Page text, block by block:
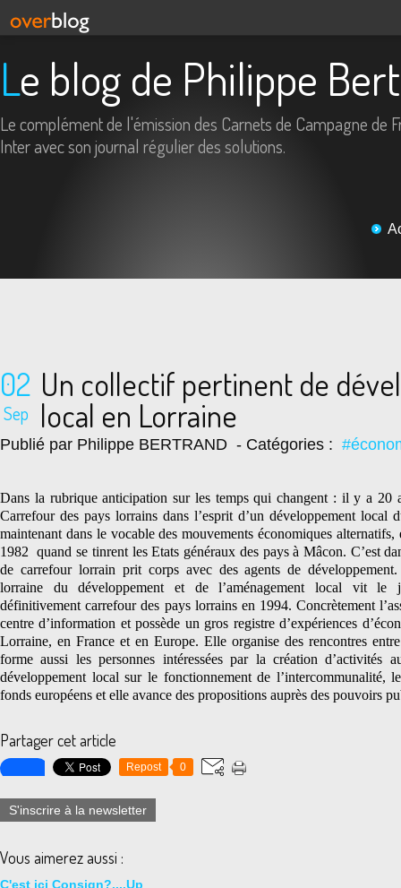
Le blog de Philippe
Le complément de l'émission des Carnets de Campagne de
Inter avec son journal régulier des solutions.
02
Sep
Un collectif pertinent de
local en Lorraine
Publié par Philippe BERTRAND - Catégories :
Dans la rubrique anticipation sur les temps qui changent : il y a 20
Carrefour des pays lorrains dans l’esprit d’un développement local
maintenant dans le vocable des mouvements économiques alternatifs,
1982
quand se tinrent les Etats généraux des pays à Mâcon. C’est
de carrefour lorrain prit corps avec des agents de
lorraine du développement et de l’aménagement local vit le
définitivement carrefour des pays lorrains en 1994. Concrètement
centre d’information et possède un gros registre d’expériences
Lorraine, en France et en Europe. Elle organise des rencontres
forme aussi les personnes intéressées par la création d’activités
développement local sur le fonctionnement de l’intercommunalité,
fonds européens et elle avance des propositions auprès des pouvoirs
Partager cet article
Repost 0
S'inscrire à la newsletter
Vous aimerez aussi :
C'est ici Consign?....Up